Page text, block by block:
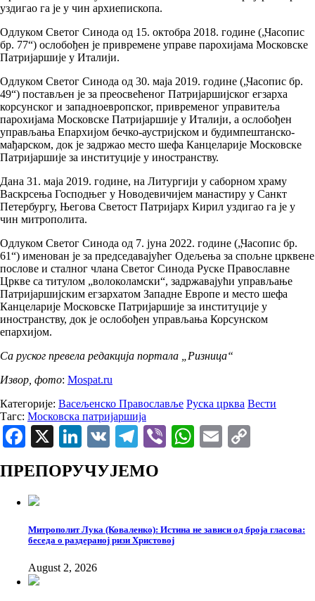
уздигао га је у чин архиепископа.
Одлуком Светог Синода од 15. октобра 2018. године („Часопис
бр. 77“) ослобођен је привремене управе парохијама Московске
Патријаршије у Италији.
Одлуком Светог Синода од 30. маја 2019. године („Часопис бр.
49“) постављен је за преосвећеног Патријаршијског егзарха
корсунског и западноевропског, привременог управитеља
парохијама Московске Патријаршије у Италији, а ослобођен
управљања Епархијом бечко-аустријском и будимпештанско-
мађарском, док је задржао место шефа Канцеларије Московске
Патријаршије за институције у иностранству.
Дана 31. маја 2019. године, на Литургији у саборном храму
Васкрсења Господњег у Новодевичијем манастиру у Санкт
Петербургу, Његова Светост Патријарх Кирил уздигао га је у
чин митрополита.
Одлуком Светог Синода од 7. јуна 2022. године („Часопис бр.
61“) именован је за председавајућег Одељења за спољне црквене
послове и сталног члана Светог Синода Руске Православне
Цркве са титулом „волоколамски“, задржавајући управљање
Патријаршијским егзархатом Западне Европе и место шефа
Канцеларије Московске Патријаршије за институције у
иностранству, док је ослобођен управљања Корсунском
епархијом.
Са руског превела редакција портала „Ризница“
Извор, фото: Мospat.ru
Категорије: Васељенско Православље Руска црква Вести
Тагс: Московска патријаршија
Facebook
X LinkedIn
VK Telegram
ViberWhatsApp
Email
ПРЕПОРУЧУЈЕМО
Митрополит Лука (Коваленко): Истина не зависи од броја гласова:
беседа о раздераној ризи Христовој
August 2, 2026